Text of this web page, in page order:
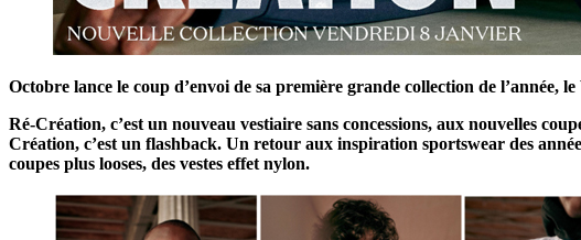
Octobre lance le coup d’envoi de sa première grande collection de l’année,
Ré-Création, c’est un nouveau vestiaire sans concessions, aux nouvelles
Création, c’est un flashback. Un retour aux inspiration sportswear des
coupes plus looses, des vestes effet nylon.